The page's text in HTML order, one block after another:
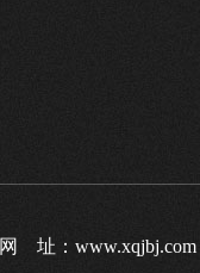
网 址：www.xqjbj.com